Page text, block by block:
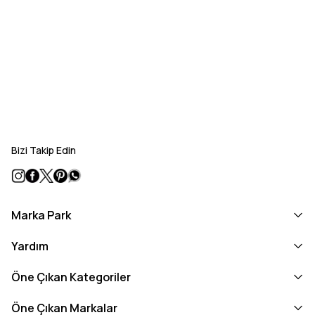
Bizi Takip Edin
Marka Park
Yardım
Öne Çıkan Kategoriler
Öne Çıkan Markalar